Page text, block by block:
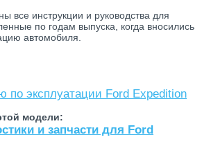
все инструкции и руководства для
по годам выпуска, когда вносились
автомобиля.
по эксплуатации Ford Expedition
модели:
и запчасти для Ford